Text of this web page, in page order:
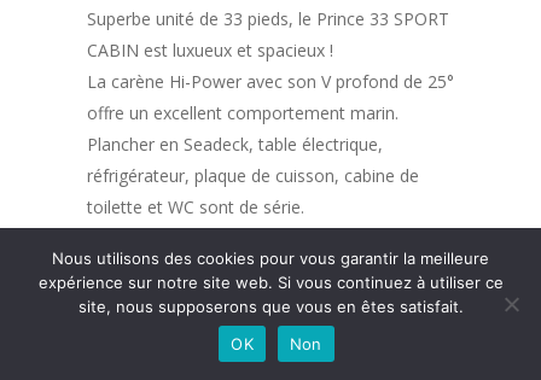
Superbe unité de 33 pieds, le Prince 33 SPORT
CABIN est luxueux et spacieux !
La carène Hi-Power avec son V profond de 25°
offre un excellent comportement marin.
Plancher en Seadeck, table électrique,
réfrigérateur, plaque de cuisson, cabine de
toilette et WC sont de série.
plancher en teck massif, un T-TOP soft top ou
hard top accompagné d'une extension de
TTOP grâce à des mâts carbone ou inox et
une toile de bimini.
Nous utilisons des cookies pour vous garantir la meilleure
expérience sur notre site web. Si vous continuez à utiliser ce
site, nous supposerons que vous en êtes satisfait.
OK
Non